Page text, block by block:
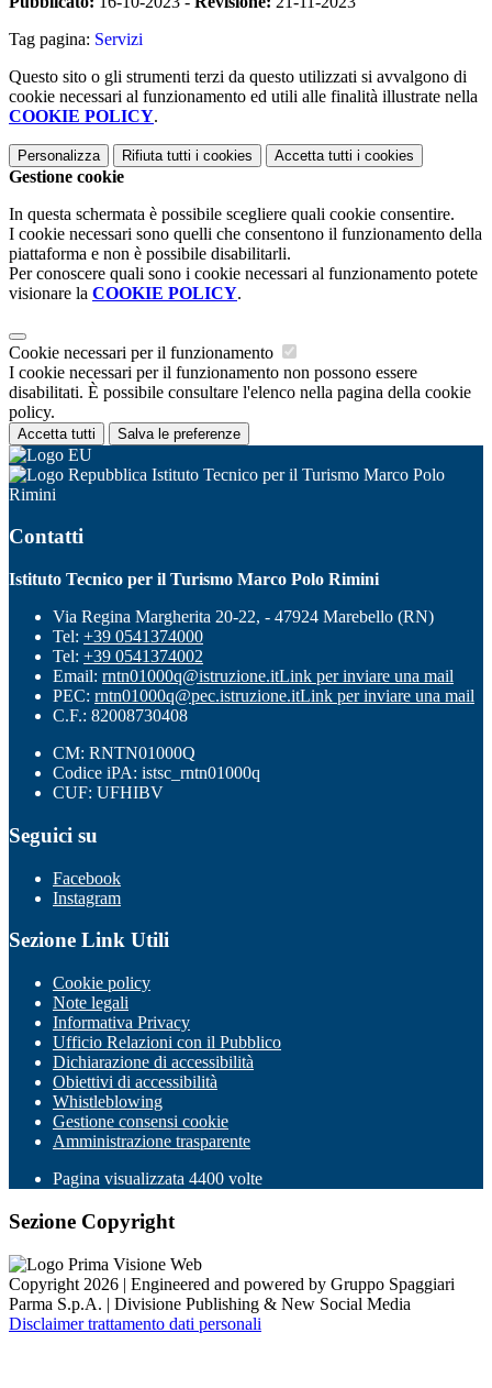
Tag pagina: Servizi
Questo sito o gli strumenti terzi da questo utilizzati si avvalgono di
cookie necessari al funzionamento ed utili alle finalità illustrate nella
COOKIE POLICY.
Personalizza Rifiuta tutti i cookies Accetta tutti i cookies
Gestione cookie
In questa schermata è possibile scegliere quali cookie consentire.
I cookie necessari sono quelli che consentono il funzionamento della
piattaforma e non è possibile disabilitarli.
Per conoscere quali sono i cookie necessari al funzionamento potete
visionare la COOKIE POLICY.
Cookie necessari per il funzionamento
I cookie necessari per il funzionamento non possono essere
disabilitati. È possibile consultare l'elenco nella pagina della cookie
policy.
Accetta tutti Salva le preferenze
Istituto Tecnico per il Turismo Marco Polo
Rimini
Contatti
Istituto Tecnico per il Turismo Marco Polo Rimini
Via Regina Margherita 20-22, - 47924 Marebello (RN)
Tel: +39 0541374000
Tel: +39 0541374002
Email: rntn01000q@istruzione.itLink per inviare una mail
PEC: rntn01000q@pec.istruzione.itLink per inviare una mail
C.F.: 82008730408
CM: RNTN01000Q
Codice iPA: istsc_rntn01000q
CUF: UFHIBV
Seguici su
Facebook
Instagram
Sezione Link Utili
Cookie policy
Note legali
Informativa Privacy
Ufficio Relazioni con il Pubblico
Dichiarazione di accessibilità
Obiettivi di accessibilità
Whistleblowing
Gestione consensi cookie
Amministrazione trasparente
Pagina visualizzata 4400 volte
Sezione Copyright
Copyright 2026 | Engineered and powered by Gruppo Spaggiari
Parma S.p.A. | Divisione Publishing & New Social Media
Disclaimer trattamento dati personali